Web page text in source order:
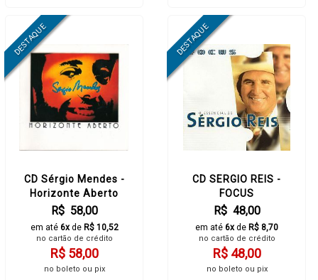
CD Sérgio Mendes -
Horizonte Aberto
R$ 58,00
em até 6xde R$ 10,52
no cartão de crédito
R$ 58,00
no boleto ou pix
CD SERGIO REIS -
FOCUS
R$ 48,00
em até 6xde R$ 8,70
no cartão de crédito
R$ 48,00
no boleto ou pix